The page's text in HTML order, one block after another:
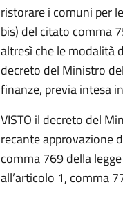
ristorare i comuni per
bis) del citato comma
altresì che le modalità
decreto del Ministro
finanze, previa intesa
VISTO il decreto del
recante approvazione
comma 769 della
all’articolo 1, comma